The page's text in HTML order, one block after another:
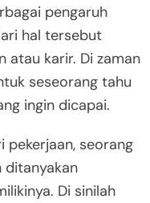
pengaruh
hal tersebut
atau karir. Di zaman
seseorang tahu
ingin dicapai.
pekerjaan, seorang
ditanyakan
Di sinilah